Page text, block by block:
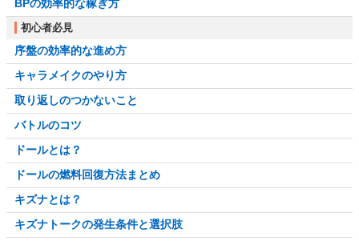
BPの効率的な稼ぎ方
初心者必見
序盤の効率的な進め方
キャラメイクのやり方
取り返しのつかないこと
バトルのコツ
ドールとは？
ドールの燃料回復方法まとめ
キズナとは？
キズナトークの発生条件と選択肢